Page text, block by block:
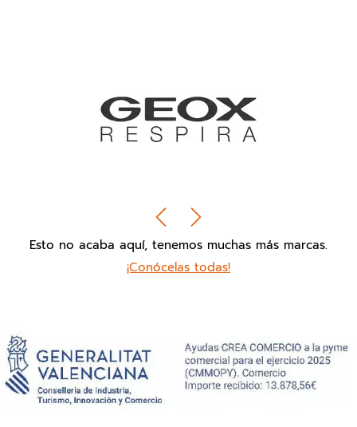
Esto no acaba aquí, tenemos muchas más marcas.
¡Conócelas todas!